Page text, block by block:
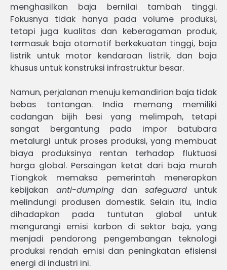
menghasilkan baja bernilai tambah tinggi.
Fokusnya tidak hanya pada volume produksi,
tetapi juga kualitas dan keberagaman produk,
termasuk baja otomotif berkekuatan tinggi, baja
listrik untuk motor kendaraan listrik, dan baja
khusus untuk konstruksi infrastruktur besar.
Namun, perjalanan menuju kemandirian baja tidak
bebas tantangan. India memang memiliki
cadangan bijih besi yang melimpah, tetapi
sangat bergantung pada impor batubara
metalurgi untuk proses produksi, yang membuat
biaya produksinya rentan terhadap fluktuasi
harga global. Persaingan ketat dari baja murah
Tiongkok memaksa pemerintah menerapkan
kebijakan anti-dumpingdan safeguarduntuk
melindungi produsen domestik. Selain itu, India
dihadapkan pada tuntutan global untuk
mengurangi emisi karbon di sektor baja, yang
menjadi pendorong pengembangan teknologi
produksi rendah emisi dan peningkatan efisiensi
energi di industri ini.